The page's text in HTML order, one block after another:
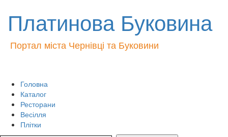
Платинова Буковина
Портал міста Чернівці та Буковини
Головна
Каталог
Ресторани
Весілля
Плітки